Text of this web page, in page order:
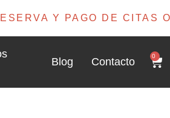
Y PAGO DE CITAS
Blog Contacto 0